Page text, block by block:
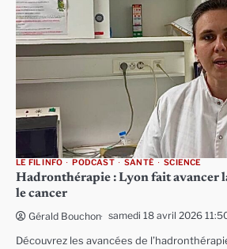
LE FIL INFO PODCAST SANTÉ SCIENCE
Hadronthérapie : Lyon fait avancer
le cancer
Gérald Bouchon samedi 18 avril 2026
Découvrez les avancées de